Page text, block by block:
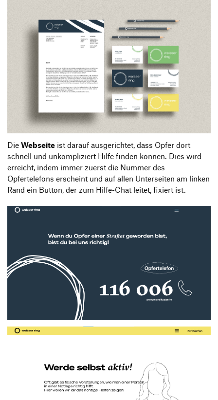
Die Webseite ist darauf ausgerichtet, dass Opfer dort
schnell und unkompliziert Hilfe finden können. Dies wird
erreicht, indem immer zuerst die Nummer des
Opfertelefons erscheint und auf allen Unterseiten am linken
Rand ein Button, der zum Hilfe-Chat leitet, fixiert ist.